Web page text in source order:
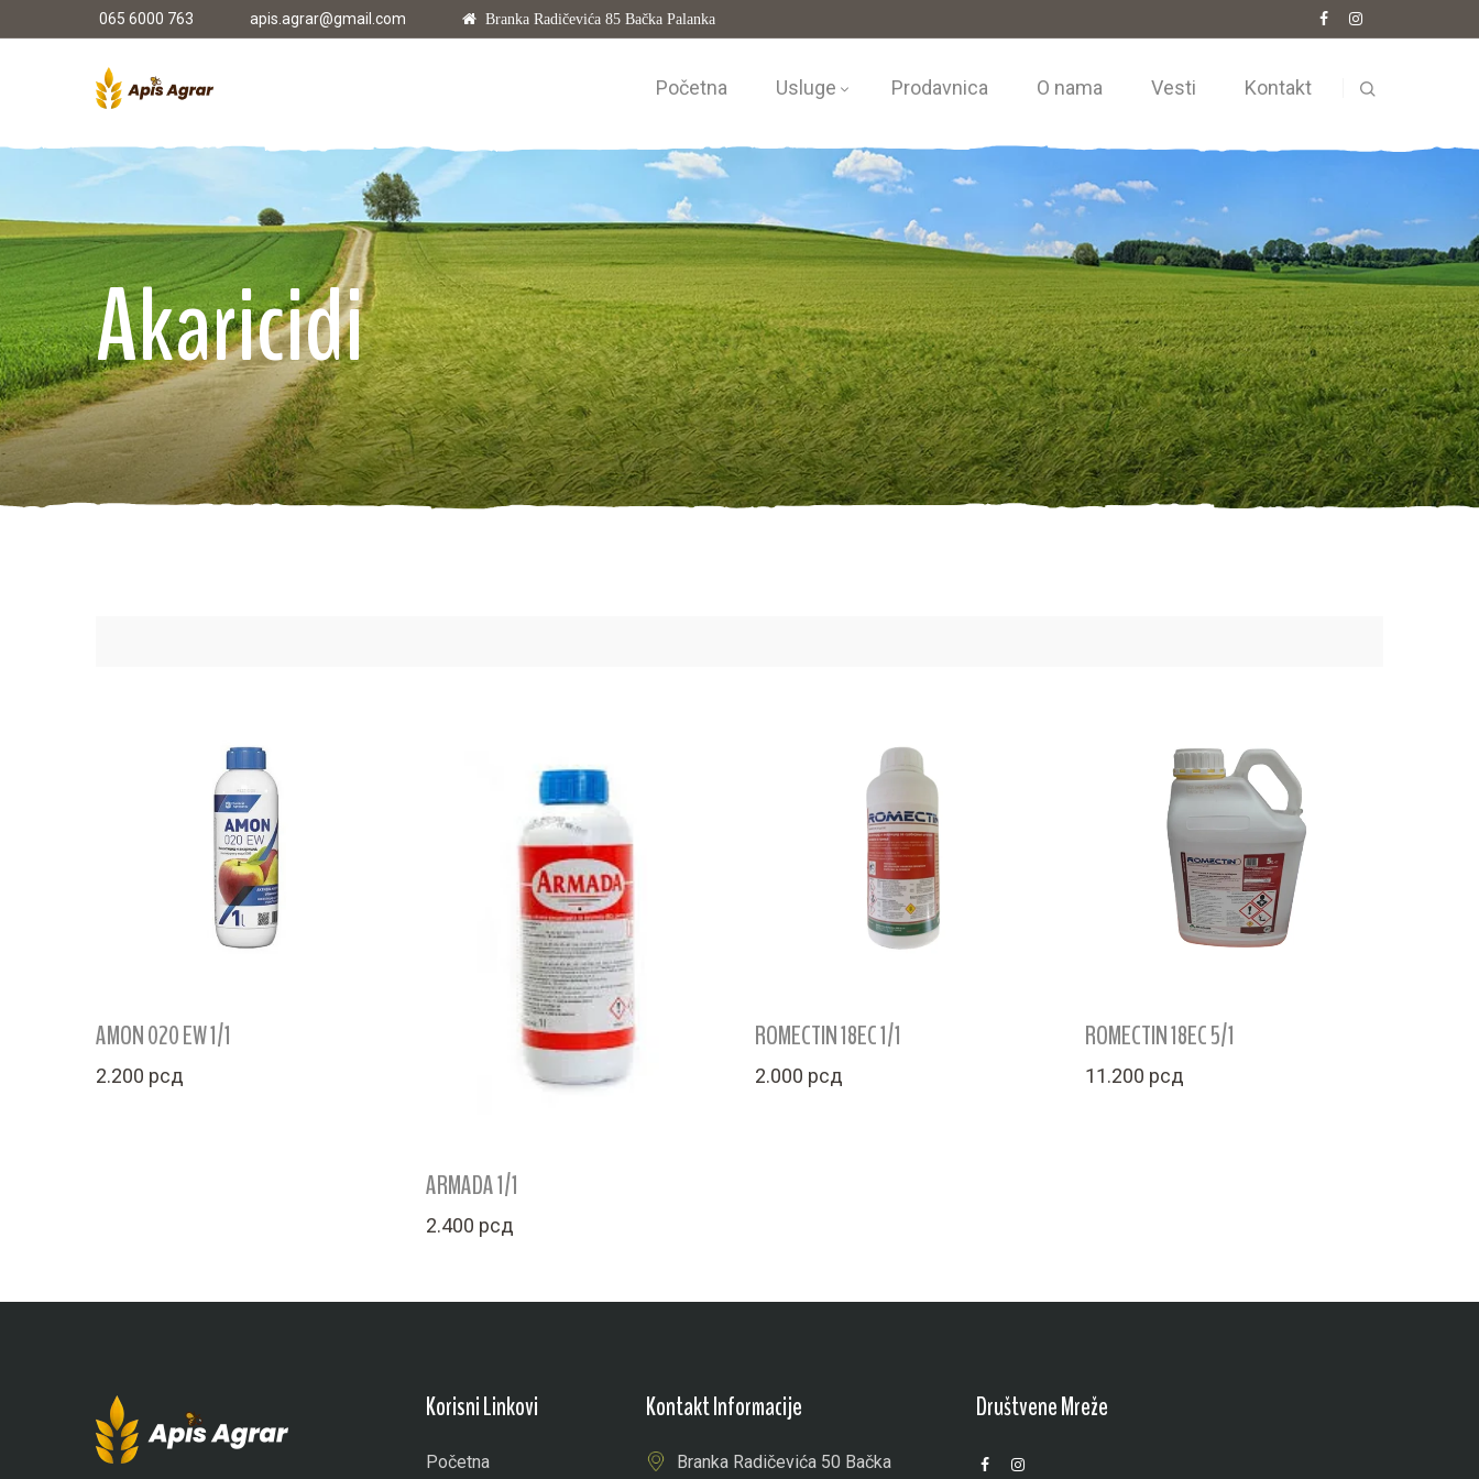
065 6000 763 apis.agrar@gmail.com Branka Radičevića 85 Bačka Palanka
Početna Usluge Prodavnica O nama Vesti Kontakt
Akaricidi
AMON 020 EW 1/1
2.200 рсд
ARMADA 1/1
2.400 рсд
ROMECTIN 18EC 1/1
2.000 рсд
ROMECTIN 18EC 5/1
11.200 рсд
Korisni Linkovi
Početna
Kontakt Informacije
Branka Radičevića 50 Bačka
Društvene Mreže